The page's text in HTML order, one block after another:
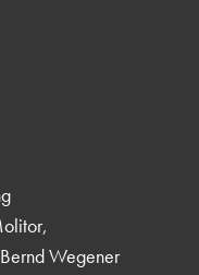
Wegener